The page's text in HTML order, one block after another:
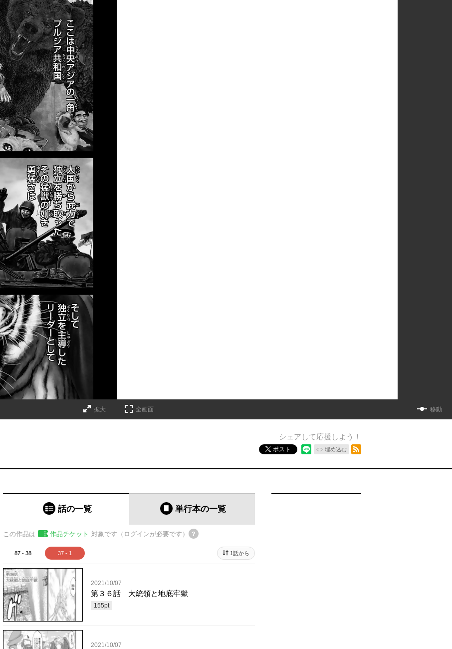
拡大 全画面 移動
シェアして応援しよう！
ポスト 埋め込む
話の一覧 単行本の一覧
この作品は 作品チケット 対象です（ログインが必要です）
87 - 38 37 - 1 1話から
2021/10/07
第３６話 大統領と地底牢獄
155pt
2021/10/07